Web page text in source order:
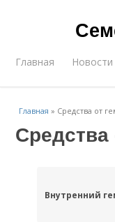
Главная Новости
Главная » Средства от
Средства
Внутренний